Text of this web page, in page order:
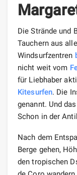
Die Strände und
Tauchern aus
Windsurfzentren
nicht weit vom
für Liebhaber
Kitesurfen. Die
genannt. Und
Schon in der
Nach dem
Berge gehen,
den tropischen